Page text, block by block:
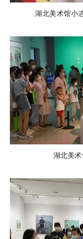
湖北美术馆小
湖北美